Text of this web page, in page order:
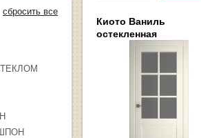
сбросить все
Киото Ваниль
остекленная